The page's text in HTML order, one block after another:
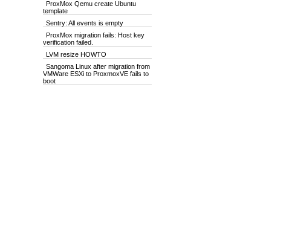
ProxMox Qemu create Ubuntu
template
Sentry: All events is empty
ProxMox migration fails: Host key
verification failed.
LVM resize HOWTO
Sangoma Linux after migration from
VMWare ESXi to ProxmoxVE fails to
boot